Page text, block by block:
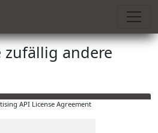
zufällig andere
API License Agreement